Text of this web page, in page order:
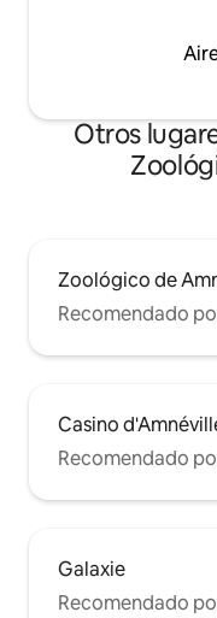
Otros
Zoológico de
Recomendado
Casino
Recomendado
Galaxie
Recomendado